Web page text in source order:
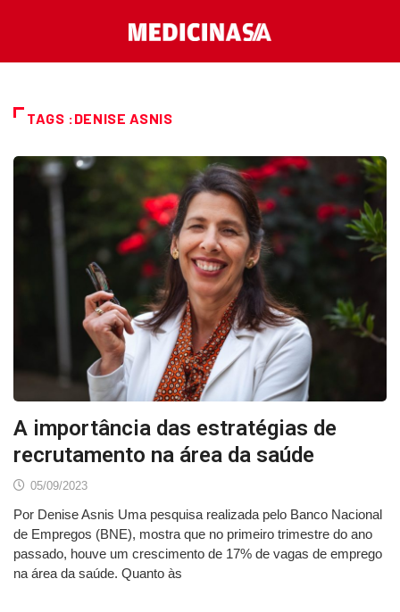
TAGS :DENISE ASNIS
A importância das estratégias de
recrutamento na área da saúde
05/09/2023
Por Denise Asnis Uma pesquisa realizada pelo Banco Nacional
de Empregos (BNE), mostra que no primeiro trimestre do ano
passado, houve um crescimento de 17% de vagas de emprego
na área da saúde. Quanto às